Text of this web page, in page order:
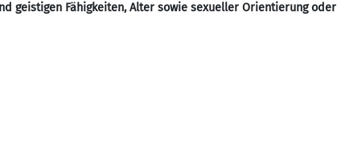
geistigen Fähigkeiten, Alter sowie sexueller Orientierung oder